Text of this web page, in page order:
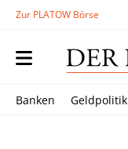
Zur PLATOW Börse
Banken Geldpolitik